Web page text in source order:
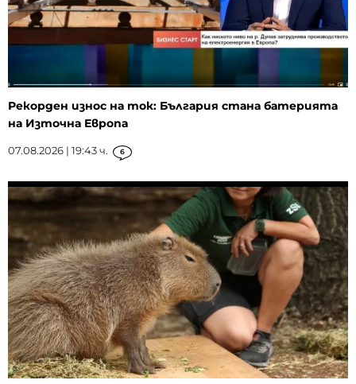
Рекорден износ на ток: България стана батерията
на Източна Европа
07.08.2026 | 19:43 ч. 6